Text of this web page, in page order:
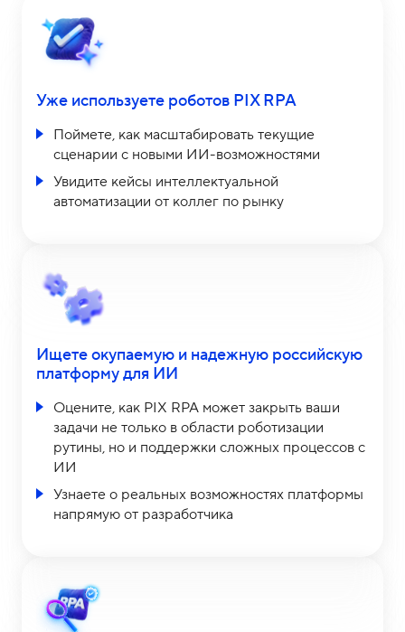
Уже используете роботов PIX RPA
Поймете, как масштабировать текущие
сценарии с новыми ИИ-возможностями
Увидите кейсы интеллектуальной
автоматизации от коллег по рынку
Ищете окупаемую и надежную российскую
платформу для ИИ
Оцените, как PIX RPA может закрыть ваши
задачи не только в области роботизации
рутины, но и поддержки сложных процессов с
ИИ
Узнаете о реальных возможностях платформы
напрямую от разработчика